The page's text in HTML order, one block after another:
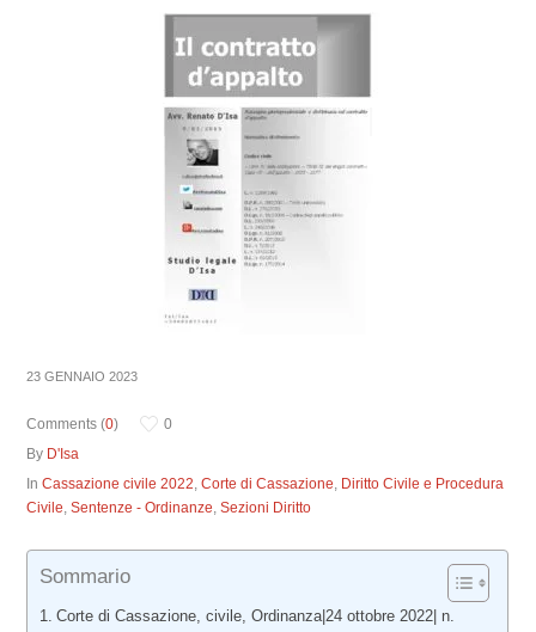
23 GENNAIO 2023
Comments (0)
0
By D'Isa
InCassazione civile 2022,Corte di Cassazione, Diritto Civile e Procedura
Civile,Sentenze - Ordinanze,Sezioni Diritto
Sommario
Corte di Cassazione, civile, Ordinanza|24 ottobre 2022| n.